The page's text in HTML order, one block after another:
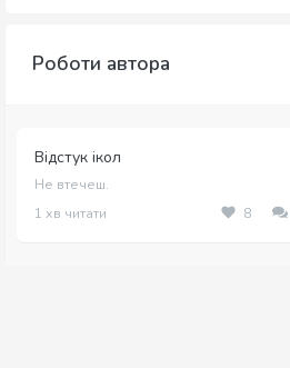
Роботи автора
Відстук ікол
Не втечеш.
1 хв читати
8